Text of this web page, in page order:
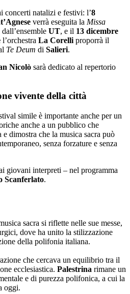
concerti natalizi e festivi: l’8
verrà eseguita la Missa
dall’ensemble UT, e il 13 dicembre
l’orchestra La Corelli proporrà il
Te Deum di Salieri.
Nicolò sarà dedicato al repertorio
vivente della città
simile è importante anche per un
anche a un pubblico che
dimostra che la musica sacra può
senza forzature e senza
giovani interpreti – nel programma
Scanferlato.
sacra si riflette nelle sue messe,
dove ha unito la stilizzazione
della polifonia italiana.
che cercava un equilibrio tra il
ecclesiastica. Palestrina rimane un
e di purezza polifonica, a cui la
oggi.